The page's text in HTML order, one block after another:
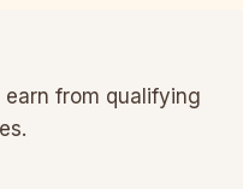
from qualifying